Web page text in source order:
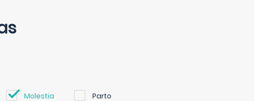
Molestia Parto